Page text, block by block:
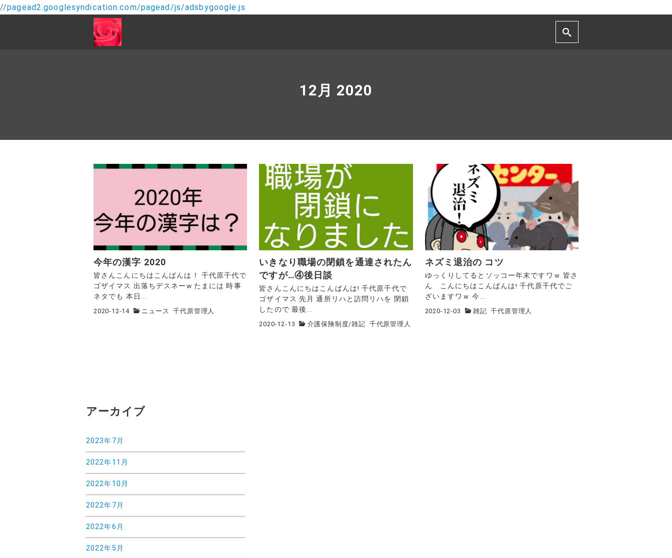
//pagead2.googlesyndication.com/pagead/js/adsbygoogle.js
12月 2020
今年の漢字 2020
皆さんこんにちはこんばんは！ 千代原千代で
ゴザイマス 出落ちデスネーw たまには 時事
ネタでも 本日...
2020-12-14 ニュース 千代原管理人
いきなり職場の閉鎖を通達されたん
ですが…④後日談
皆さんこんにちはこんばんは! 千代原千代で
ゴザイマス 先月 通所リハと訪問リハを 閉鎖
したので 最後...
2020-12-13 介護保険制度/雑記 千代原管理人
ネズミ退治の コツ
ゆっくりしてるとソッコー年末ですワｗ 皆さ
ん こんにちはこんばんは! 千代原千代でご
ざいますワｗ 今...
2020-12-03 雑記 千代原管理人
アーカイブ
2023年7月
2022年11月
2022年10月
2022年7月
2022年6月
2022年5月